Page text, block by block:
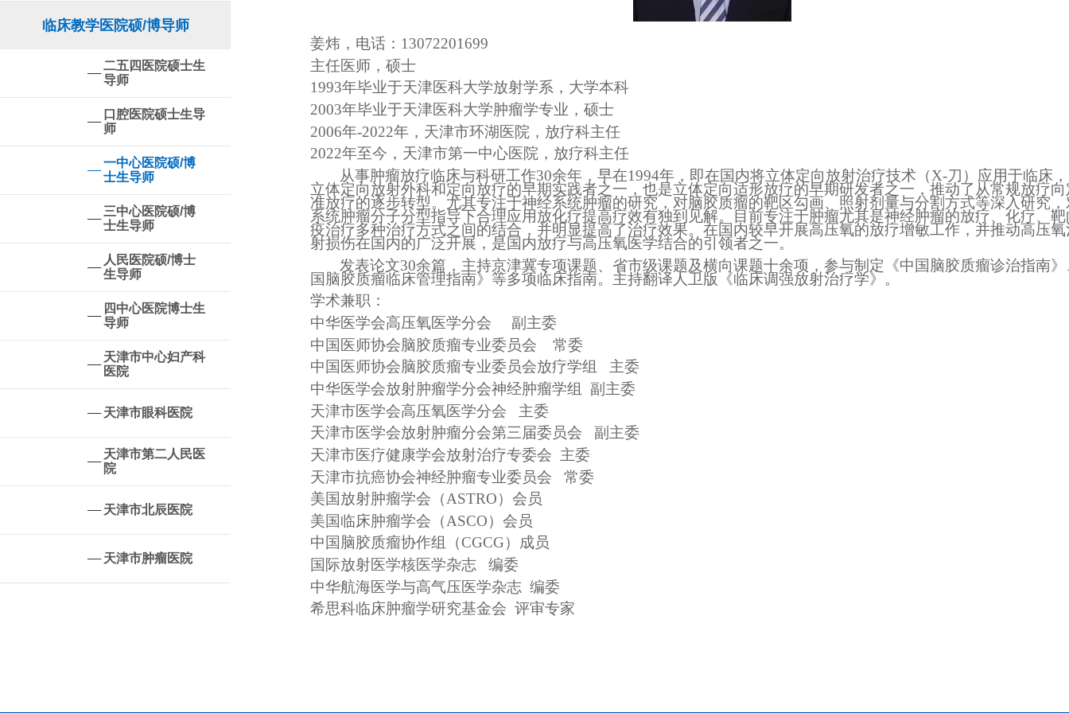
临床教学医院硕/博导师
二五四医院硕士生
导师
口腔医院硕士生导
师
一中心医院硕/博
士生导师
三中心医院硕/博
士生导师
人民医院硕/博士
生导师
四中心医院博士生
导师
天津市中心妇产科
医院
天津市眼科医院
天津市第二人民医
院
天津市北辰医院
天津市肿瘤医院
姜炜，电话： 13072201699
主任医师，硕士
1993年毕业于天津医科大学放射学系，大学本科
2003年毕业于天津医科大学肿瘤学专业，硕士
2006年-2022年，天津市环湖医院，放疗科主任
2022年至今，天津市第一中心医院，放疗科主任
从事肿瘤放疗临床与科研工作30余年，早在1994年，即在国内将立体定向放射治疗技术（X-刀）应用于临床
立体定向放射外科和定向放疗的早期实践者之一，也是立体定向适形放疗的早期研发者之一，推动了从常规放疗
准放疗的逐步转型。尤其专注于神经系统肿瘤的研究，对脑胶质瘤的靶区勾画、照射剂量与分割方式等深入研究
系统肿瘤分子分型指导下合理应用放化疗提高疗效有独到见解。目前专注于肿瘤尤其是神经肿瘤的放疗、化疗、
疫治疗多种治疗方式之间的结合，并明显提高了治疗效果。在国内较早开展高压氧的放疗增敏工作，并推动高压
射损伤在国内的广泛开展，是国内放疗与高压氧医学结合的引领者之一。
发表论文30余篇，主持京津冀专项课题、省市级课题及横向课题十余项，参与制定《中国脑胶质瘤诊治指南
国脑胶质瘤临床管理指南》等多项临床指南。主持翻译人卫版《临床调强放射治疗学》。
学术兼职：
中华医学会高压氧医学分会
副主委
中国医师协会脑胶质瘤专业委员会
常委
中国医师协会脑胶质瘤专业委员会放疗学组
主委
中华医学会放射肿瘤学分会神经肿瘤学组
副主委
天津市医学会高压氧医学分会
主委
天津市医学会放射肿瘤分会第三届委员会
副主委
天津市医疗健康学会放射治疗专委会 主委
天津市抗癌协会神经肿瘤专业委员会
常委
美国放射肿瘤学会（ ASTRO）会员
美国临床肿瘤学会（ ASCO）会员
中国脑胶质瘤协作组（CGCG）成员
国际放射医学核医学杂志
编委
中华航海医学与高气压医学杂志 编委
希思科临床肿瘤学研究基金会 评审专家